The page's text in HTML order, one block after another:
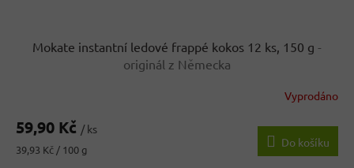
Mokate instantní ledové frappé kokos 12 ks, 150 g -
originál z Německa
Vyprodáno
59,90 Kč / ks
Měrná
39,93 Kč / 100 g
Do košíku